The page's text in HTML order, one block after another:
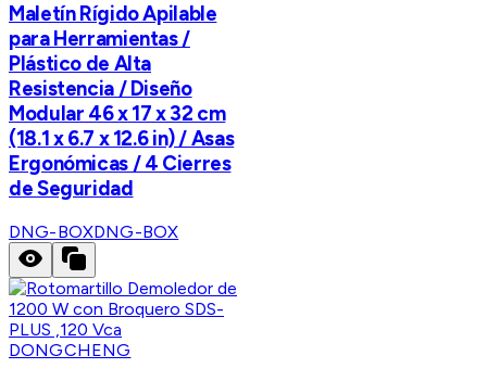
Maletín Rígido Apilable
para Herramientas /
Plástico de Alta
Resistencia / Diseño
Modular 46 x 17 x 32 cm
(18.1 x 6.7 x 12.6 in) / Asas
Ergonómicas / 4 Cierres
de Seguridad
DNG-BOXDNG-BOX
DONGCHENG